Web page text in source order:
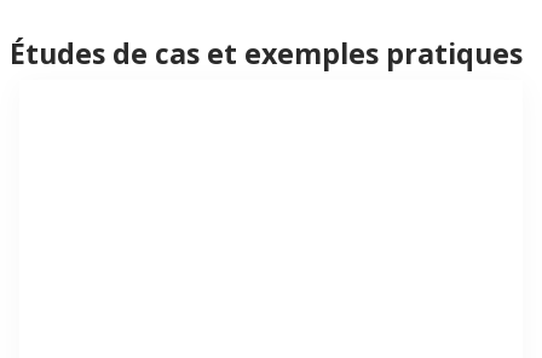
Études de cas et exemples pratiques